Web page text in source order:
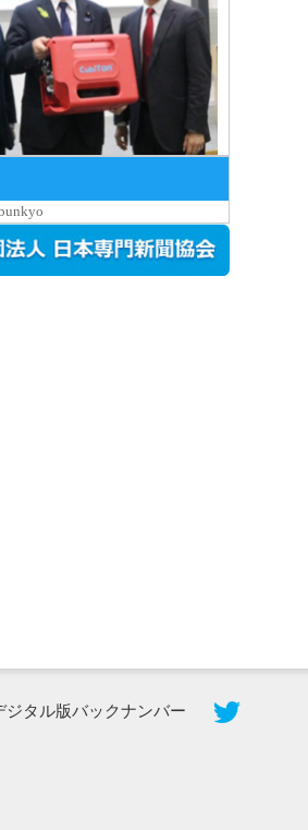
を視察した松本文部科学
ジタル版バックナンバー